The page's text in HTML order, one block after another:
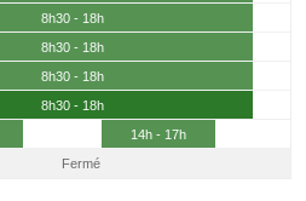
8h30 - 18h
8h30 - 18h
8h30 - 18h
8h30 - 18h
14h - 17h
Fermé